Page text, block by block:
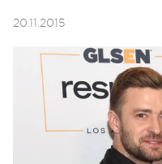
20.11.2015